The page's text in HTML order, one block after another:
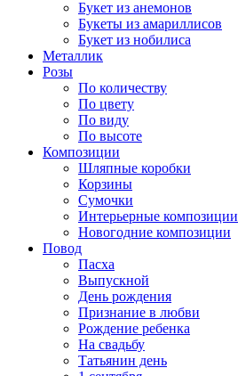
Букет из анемонов
Букеты из амариллисов
Букет из нобилиса
Металлик
Розы
По количеству
По цвету
По виду
По высоте
Композиции
Шляпные коробки
Корзины
Сумочки
Интерьерные композиции
Новогодние композиции
Повод
Пасха
Выпускной
День рождения
Признание в любви
Рождение ребенка
На свадьбу
Татьянин день